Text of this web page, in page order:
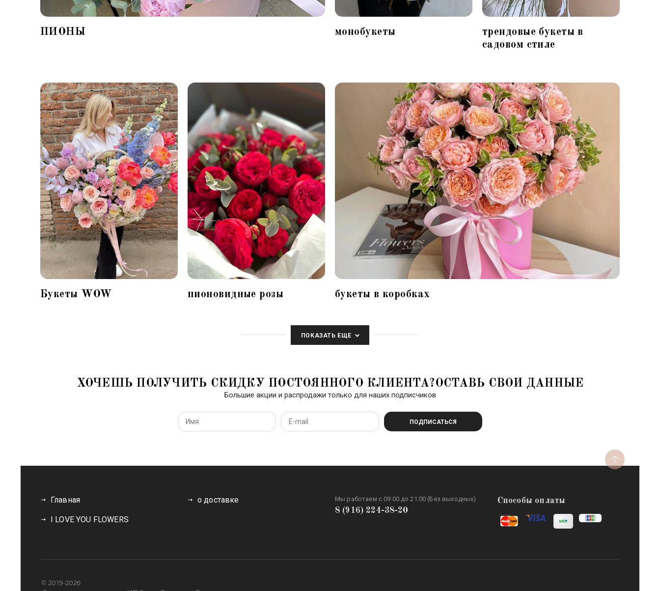
ПИОНЫ монобукеты
трендовые букеты в
садовом стиле
Букеты WOW пионовидные розы букеты в коробках
ПОКАЗАТЬ ЕЩЕ
ХОЧЕШЬ ПОЛУЧИТЬ СКИДКУ ПОСТОЯННОГО КЛИЕНТА?ОСТАВЬ СВОИ ДАННЫЕ
Большие акции и распродажи только для наших подписчиков
ПОДПИСАТЬСЯ
Главная
I LOVE YOU FLOWERS
о доставке Мы работаем с 09:00 до 21:00 (Без выходных)
8 (916) 224-38-20
Способы оплаты
© 2019-2026